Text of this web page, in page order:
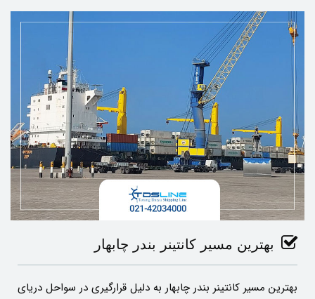
بهترین مسیر کانتینر بندر چابهار
بهترین مسیر کانتینر بندر چابهار به دلیل قرارگیری در سواحل دریای